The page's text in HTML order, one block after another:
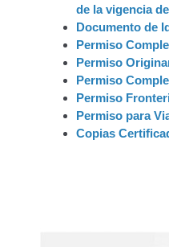
Registro Original de
Registro Original
Tarifa por Concepto
Traspasos y otros
de la vigencia
Documento de
Permiso
Permiso
Permiso
Permiso
Permiso para
Copias